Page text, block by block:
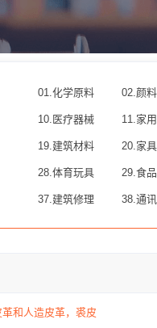
01.化学原料 02.颜
10.医疗器械 11.家
19.建筑材料 20.家具
28.体育玩具 29.食品
37.建筑修理 38.通
革和人造皮革，裘皮